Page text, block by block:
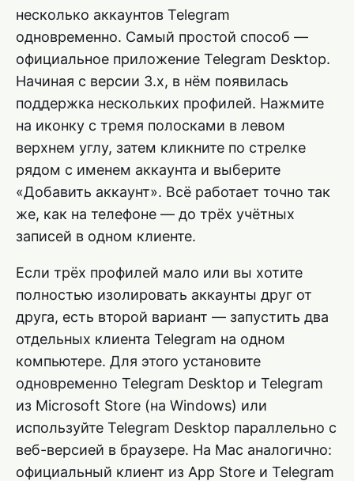
несколько аккаунтов Telegram
одновременно. Самый простой способ —
официальное приложение Telegram Desktop.
Начиная с версии 3.x, в нём появилась
поддержка нескольких профилей. Нажмите
на иконку с тремя полосками в левом
верхнем углу, затем кликните по стрелке
рядом с именем аккаунта и выберите
«Добавить аккаунт». Всё работает точно так
же, как на телефоне — до трёх учётных
записей в одном клиенте.
Если трёх профилей мало или вы хотите
полностью изолировать аккаунты друг от
друга, есть второй вариант — запустить два
отдельных клиента Telegram на одном
компьютере. Для этого установите
одновременно Telegram Desktop и Telegram
из Microsoft Store (на Windows) или
используйте Telegram Desktop параллельно с
веб-версией в браузере. На Mac аналогично:
официальный клиент из App Store и Telegram